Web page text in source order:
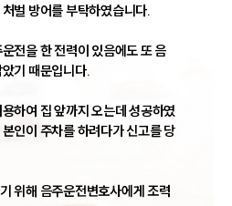
벌 방어를 부탁하였습니다.
전을 한 전력이 있음에도 또 음
기 때문입니다.
하여 집 앞까지 오는데 성공하였
인이 주차를 하려다가 신고를 당
위해 음주운전변호사에게 조력